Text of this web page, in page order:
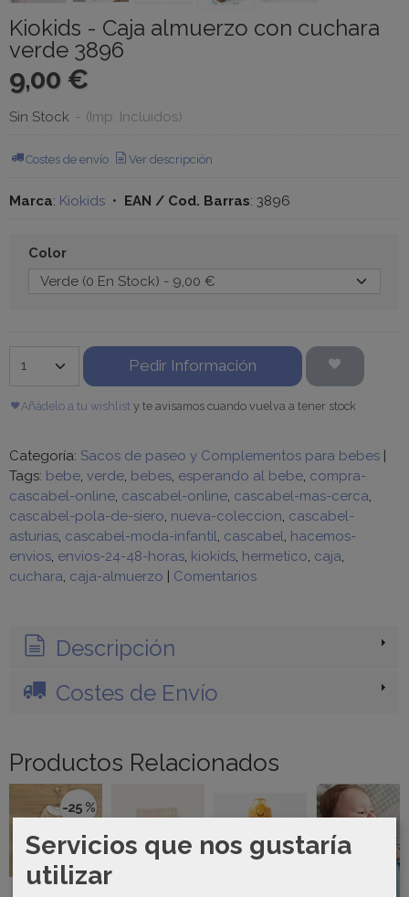
Kiokids - Caja almuerzo con cuchara
verde 3896
9,00 €
Sin Stock - (Imp. Incluidos)
Costes de envío Ver descripción
Marca: Kiokids • EAN / Cod. Barras: 3896
Color
Pedir Información
Añádelo a tu wishlist y te avisamos cuando vuelva a tener stock
Categoría: Sacos de paseo y Complementos para bebes |
Tags: bebe verde bebes esperando al bebe compra-
cascabel-online cascabel-online cascabel-mas-cerca
cascabel-pola-de-siero nueva-coleccion cascabel-
asturias cascabel-moda-infantil cascabel hacemos-
envios envios-24-48-horas kiokids hermetico caja
cuchara caja-almuerzo | Comentarios
Descripción
Costes de Envío
Productos Relacionados
-25 %
Servicios que nos gustaría
utilizar